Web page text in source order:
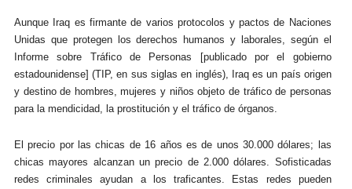
Aunque Iraq es firmante de varios protocolos y pactos de Naciones
Unidas que protegen los derechos humanos y laborales, según el
Informe sobre Tráfico de Personas [publicado por el gobierno
estadounidense] (TIP, en sus siglas en inglés), Iraq es un país origen
y destino de hombres, mujeres y niños objeto de tráfico de personas
para la mendicidad, la prostitución y el tráfico de órganos.
El precio por las chicas de 16 años es de unos 30.000 dólares; las
chicas mayores alcanzan un precio de 2.000 dólares. Sofisticadas
redes criminales ayudan a los traficantes. Estas redes pueden